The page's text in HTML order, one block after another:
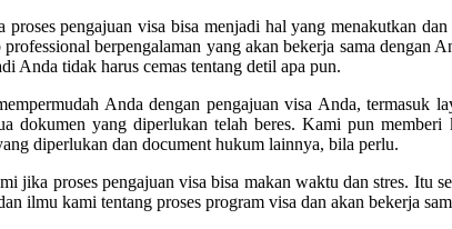
pengajuan visa bisa menjadi hal yang menakutkan
berpengalaman yang akan bekerja sama dengan
Anda tidak harus cemas tentang detil apa pun.
Anda dengan pengajuan visa Anda,
dokumen yang diperlukan telah beres. Kami pun
diperlukan dan document hukum lainnya, bila perlu.
jika proses pengajuan visa bisa makan waktu dan stres.
ilmu kami tentang proses program visa dan akan bekerja